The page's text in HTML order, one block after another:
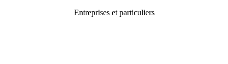
Entreprises et particuliers